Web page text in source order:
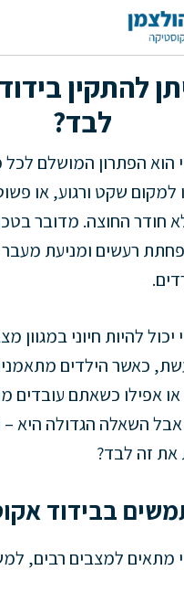
להתקין
לבד?
הוא הפתרון המושלם לכל
שקט ורגוע, או
חודר החוצה. מדובר
רעשים ומניעת מעבר
יכול להיות חיוני במגוון
כאשר הילדים
אפילו כשאתם עובדים
השאלה הגדולה היא
את זה לבד?
בבידוד
מתאים למצבים רבים,